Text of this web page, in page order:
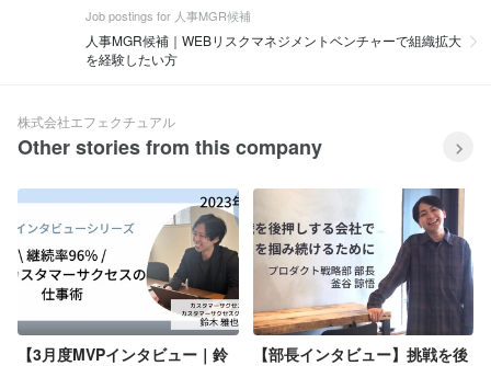
Job postings for 人事MGR候補
人事MGR候補｜WEBリスクマネジメントベンチャーで組織拡大
を経験したい方
株式会社エフェクチュアル
Other stories from this company
【3月度MVPインタビュー｜鈴
【部長インタビュー】挑戦を後